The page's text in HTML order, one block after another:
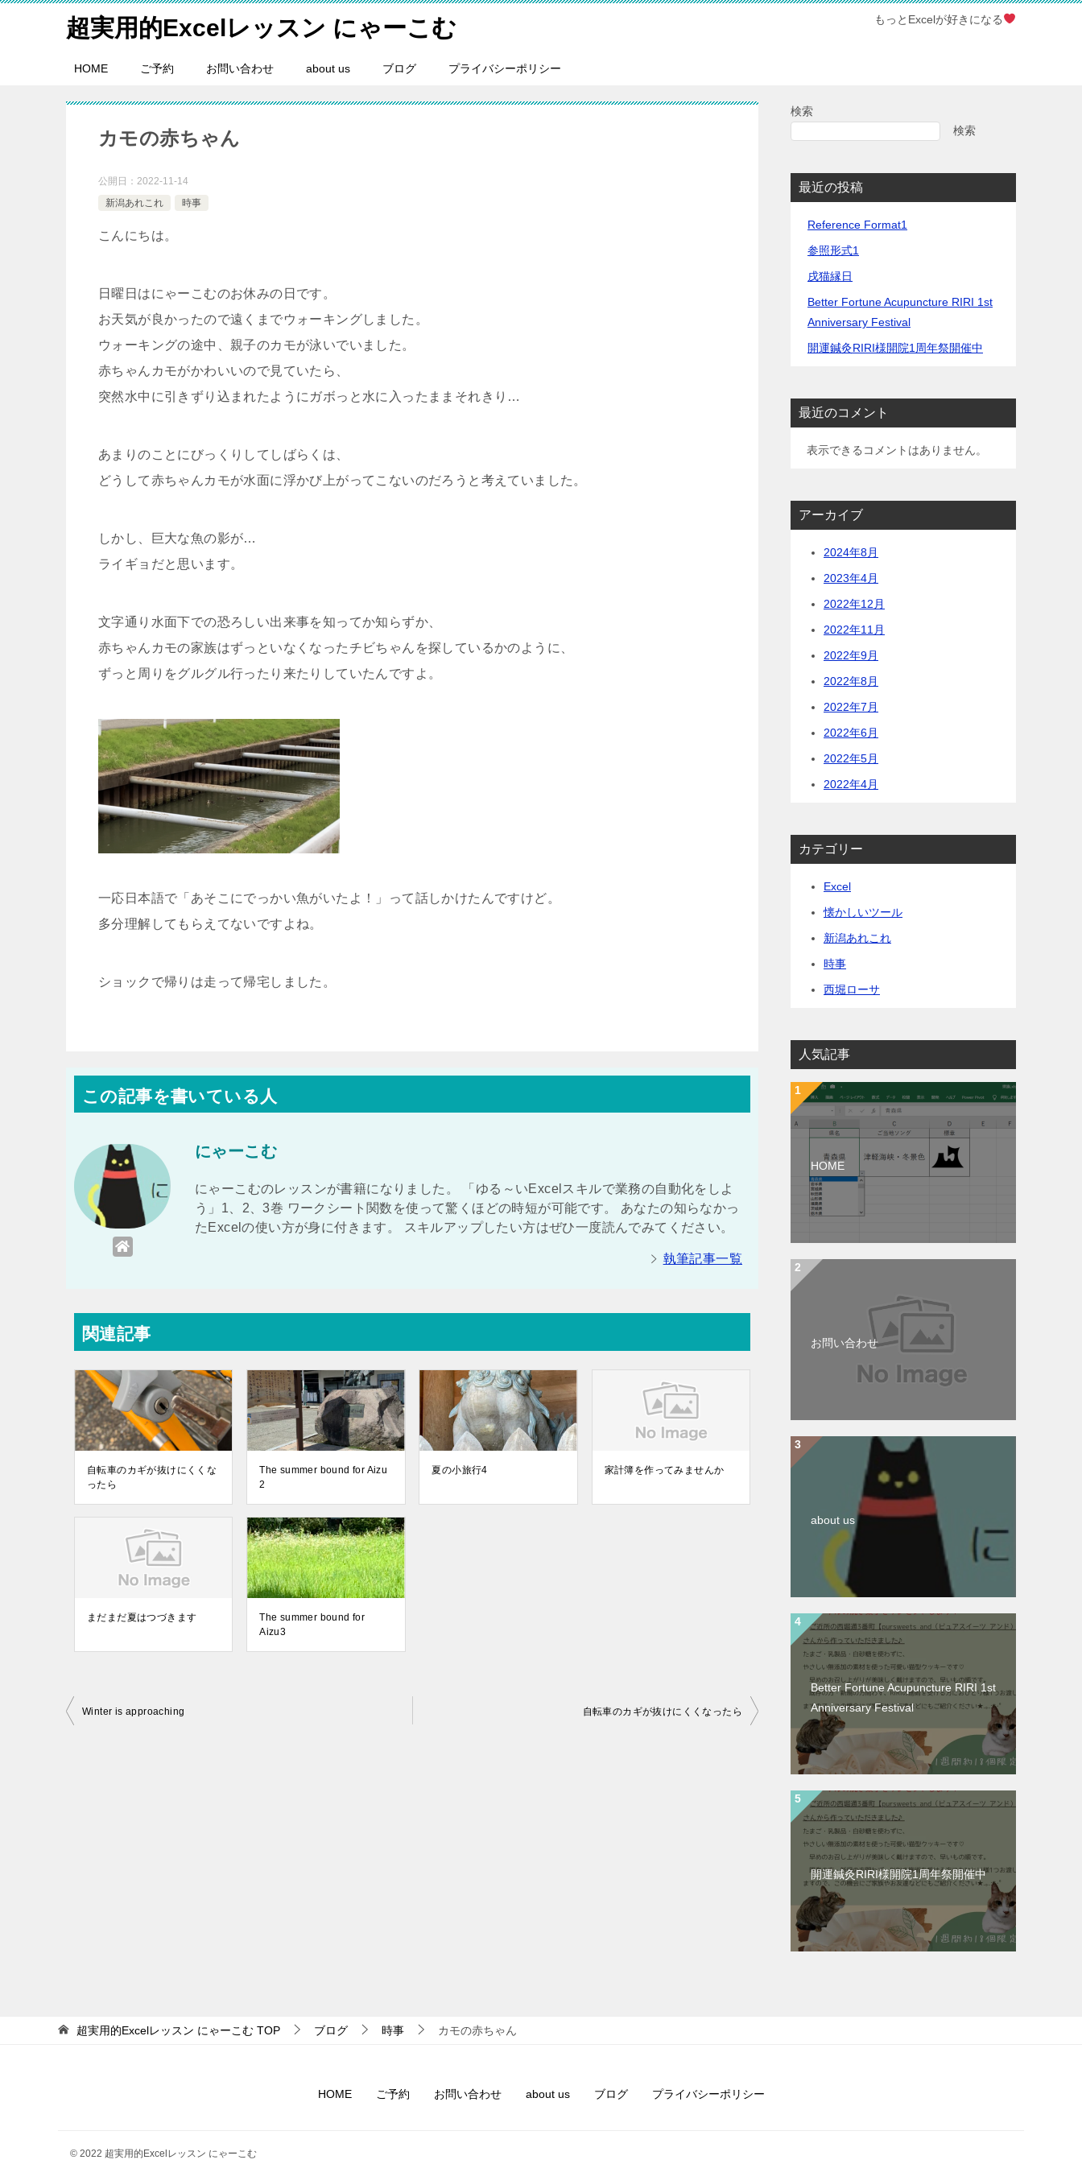
超実用的Excelレッスン にゃーこむ もっとExcelが好きになる
HOME ご予約 お問い合わせ about us ブログ プライバシーポリシー
カモの赤ちゃん
公開日： 2022-11-14
新潟あれこれ
時事
こんにちは。
日曜日はにゃーこむのお休みの日です。
お天気が良かったので遠くまでウォーキングしました。
ウォーキングの途中、親子のカモが泳いでいました。
赤ちゃんカモがかわいいので見ていたら、
突然水中に引きずり込まれたようにガボっと水に入ったままそれきり…
あまりのことにびっくりしてしばらくは、
どうして赤ちゃんカモが水面に浮かび上がってこないのだろうと考えていました。
しかし、巨大な魚の影が…
ライギョだと思います。
文字通り水面下での恐ろしい出来事を知ってか知らずか、
赤ちゃんカモの家族はずっといなくなったチビちゃんを探しているかのように、
ずっと周りをグルグル行ったり来たりしていたんですよ。
一応日本語で「あそこにでっかい魚がいたよ！」って話しかけたんですけど。
多分理解してもらえてないですよね。
ショックで帰りは走って帰宅しました。
この記事を書いている人
にゃーこむ
にゃーこむのレッスンが書籍になりました。 「ゆる～いExcelスキルで業務の自動化をしよ
う」1、2、3巻 ワークシート関数を使って驚くほどの時短が可能です。 あなたの知らなかっ
たExcelの使い方が身に付きます。 スキルアップしたい方はぜひ一度読んでみてください。
執筆記事一覧
関連記事
自転車のカギが抜けにくくな
ったら
The summer bound for Aizu
2
夏の小旅行4 家計簿を作ってみませんか
まだまだ夏はつづきます
The summer bound for
Aizu3
投Winter is approaching 自転車のカギが抜けにくくなったら
検索
検索
最近の投稿
Reference Format1
参照形式1
戌猫縁日
Better Fortune Acupuncture RIRI 1st
Anniversary Festival
開運鍼灸RIRI様開院1周年祭開催中
最近のコメント
表示できるコメントはありません。
アーカイブ
2024年8月
2023年4月
2022年12月
2022年11月
2022年9月
2022年8月
2022年7月
2022年6月
2022年5月
2022年4月
カテゴリー
Excel
懐かしいツール
新潟あれこれ
時事
西堀ローサ
人気記事
HOME
お問い合わせ
about us
Better Fortune Acupuncture RIRI 1st
Anniversary Festival
開運鍼灸RIRI様開院1周年祭開催中
超実用的Excelレッスン にゃーこむ TOP ブログ 時事 カモの赤ちゃん
HOME ご予約 お問い合わせ about us ブログ プライバシーポリシー
© 2022 超実用的Excelレッスン にゃーこむ